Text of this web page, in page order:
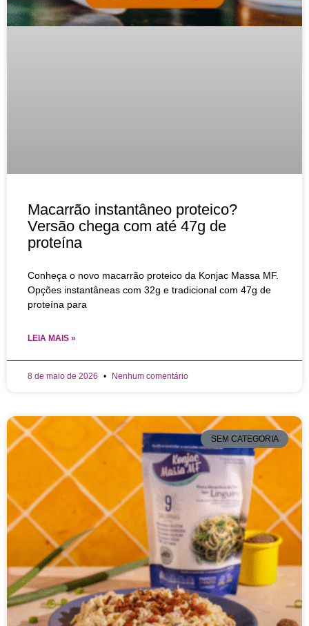
Macarrão instantâneo proteico?
Versão chega com até 47g de
proteína
Conheça o novo macarrão proteico da Konjac Massa MF.
Opções instantâneas com 32g e tradicional com 47g de
proteína para
LEIA MAIS »
8 de maio de 2026 Nenhum comentário
SEM CATEGORIA